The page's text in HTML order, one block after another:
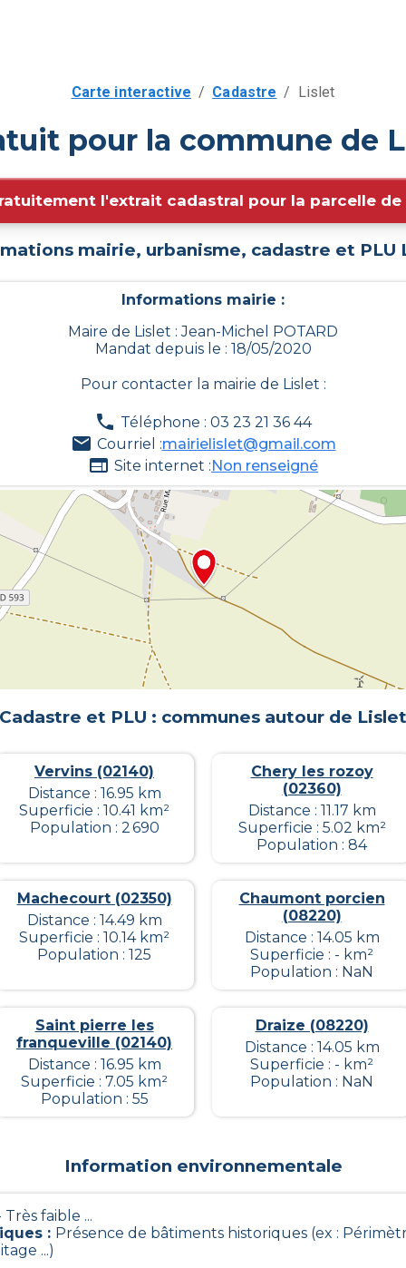
Carte interactive / Cadastre / Lislet
pour la commune de
l'extrait cadastral pour la parcelle de
mairie, urbanisme, cadastre et PLU
Informations mairie :
Maire de Lislet : Jean-Michel POTARD
Mandat depuis le : 18/05/2020
Pour contacter la mairie de Lislet :
Téléphone : 03 23 21 36 44
Courriel :mairielislet@gmail.com
Site internet :Non renseigné
Cadastre et PLU : communes autour de Lislet
Vervins (02140)
Distance : 16.95 km
Superficie : 10.41 km²
Population : 2 690
Chery les rozoy
(02360)
Distance : 11.17 km
Superficie : 5.02 km²
Population : 84
Machecourt (02350)
Distance : 14.49 km
Superficie : 10.14 km²
Population : 125
Chaumont porcien
(08220)
Distance : 14.05 km
Superficie : - km²
Population : NaN
Saint pierre les
franqueville (02140)
Distance : 16.95 km
Superficie : 7.05 km²
Population : 55
Draize (08220)
Distance : 14.05 km
Superficie : - km²
Population : NaN
Information environnementale
Très faible ...
: Présence de bâtiments historiques (ex :
...)